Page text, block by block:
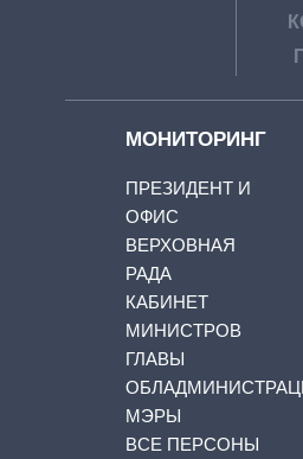
МОНИТОРИНГ
ПРЕЗИДЕНТ И
ОФИС
ВЕРХОВНАЯ
РАДА
КАБИНЕТ
МИНИСТРОВ
ГЛАВЫ
МЭРЫ
ВСЕ ПЕРСОНЫ